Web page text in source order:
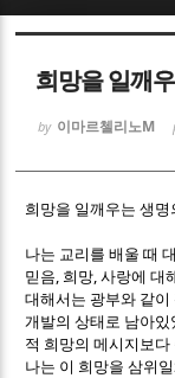
희망을 일깨
by 이마르첼리노M
희망을 일깨우는 생명
나는 교리를 배울 때
믿음, 희망,사랑에 대
대해서는 광부와 같
개발의 상태로 남아
적 희망의 메시지보
나는 이 희망을 삼위